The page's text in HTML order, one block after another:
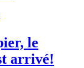
le
arrivé!